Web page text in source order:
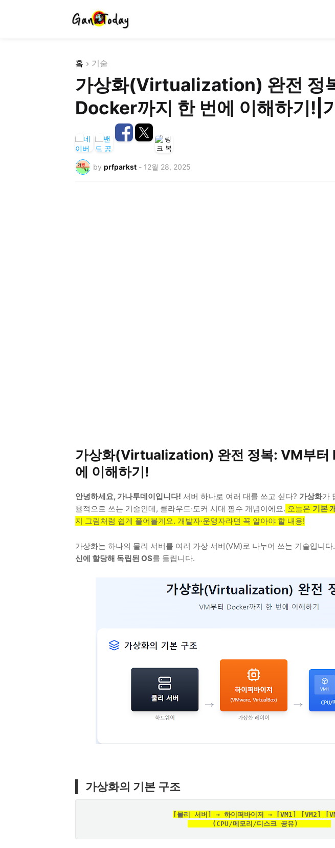
홈 기술
가상화(Virtualization) 완전 정
Docker까지 한 번에 이해하기!|
by prfparkst - 12월 28, 2025
가상화(Virtualization) 완전 정복: VM부터
에 이해하기!
안녕하세요, 가나투데이입니다! 서버 하나로 여러 대를 쓰고 싶다? 가상화가
율적으로 쓰는 기술인데, 클라우드·도커 시대 필수 개념이에요. 오늘은 기본
지 그림처럼 쉽게 풀어볼게요. 개발자·운영자라면 꼭 알아야 할 내용!
가상화는 하나의 물리 서버를 여러 가상 서버(VM)로 나누어 쓰는 기술입니다.
신에 할당해 독립된 OS를 돌립니다.
가상화의 기본 구조
[물리 서버] → 하이퍼바이저 → [VM1] [VM2]
      (CPU/메모리/디스크 공유)